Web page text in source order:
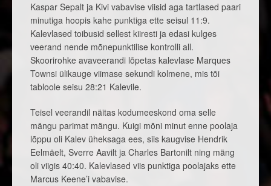
Kaspar Sepalt ja Kivi vabavise viisid aga tartlased paari
minutiga hoopis kahe punktiga ette seisul 11:9.
Kalevlased toibusid sellest kiiresti ja edasi kulges
veerand nende mõnepunktilise kontrolli all.
Skoorirohke avaveerandi lõpetas kalevlase Marques
Townsi ülikauge viimase sekundi kolmene, mis tõi
tabloole seisu 28:21 Kalevile.
Teisel veerandil näitas kodumeeskond oma selle
mängu parimat mängu. Kuigi mõni minut enne poolaja
lõppu oli Kalev üheksaga ees, siis kaugvise Hendrik
Eelmäelt, Sverre Aavilt ja Charles Bartonilt ning mäng
oli viigis 40:40. Kalevlased viis punktiga poolajaks ette
Marcus Keene’i vabavise.